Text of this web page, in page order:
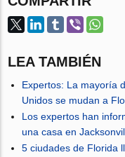
LEA TAMBIÉN
Expertos: La mayoría
Unidos se mudan a
Los expertos han
una casa en
5 ciudades de Florida